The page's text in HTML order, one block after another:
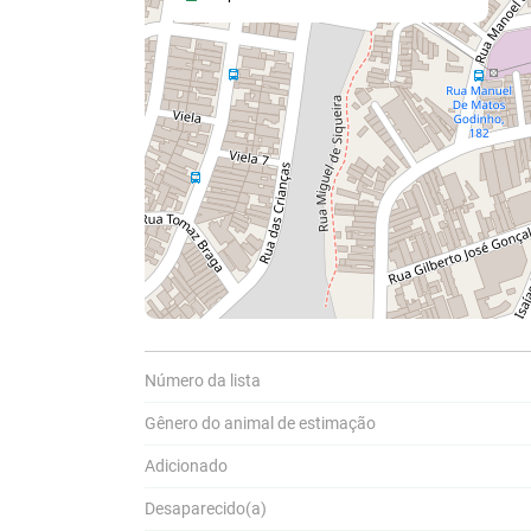
Número da lista
Gênero do animal de estimação
Adicionado
Desaparecido(a)